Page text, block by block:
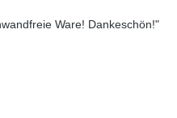
Ware! Dankeschön!"